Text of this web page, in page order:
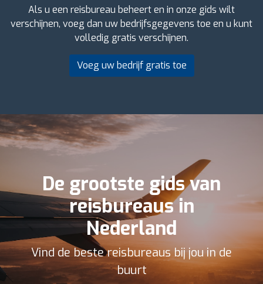
Als u een reisbureau beheert en in onze gids wilt
verschijnen, voeg dan uw bedrijfsgegevens toe en u kunt
volledig gratis verschijnen.
Voeg uw bedrijf gratis toe
De grootste gids van
reisbureaus in
Nederland
Vind de beste reisbureaus bij jou in de
buurt